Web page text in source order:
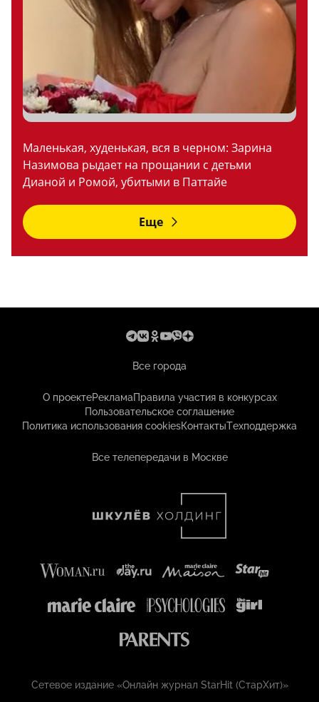
Маленькая, худенькая, вся в черном: Зарина
Назимова рыдает на прощании с детьми
Дианой и Ромой, убитыми в Паттайе
Еще
Все города
О проектеРекламаПравила участия в конкурсах
Пользовательское соглашение
Политика использования cookiesКонтактыТехподдержка
Все телепередачи в Москве
Сетевое издание «Онлайн журнал StarHit (СтарХит)»